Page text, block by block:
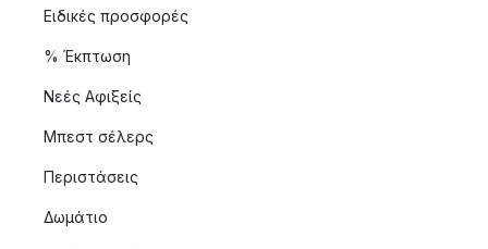
Ειδικές προσφορές
% Έκπτωση
Νεές Αφιξείς
Μπεστ σέλερς
Περιστάσεις
Δωμάτιο